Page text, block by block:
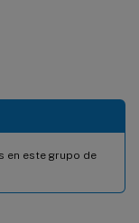
en este grupo de